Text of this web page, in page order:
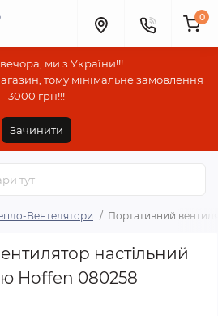
ми з України!!!
тому мінімальне замовлення
3000 грн!!!
Зачинити
0
Вентелятори Портативний
настільний
Hoffen 080258